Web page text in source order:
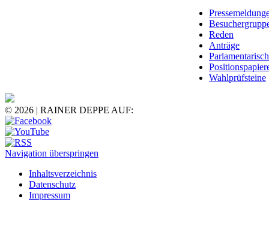
Reden
Anträge
Wahlprüfsteine
© 2026 | RAINER DEPPE AUF:
Navigation überspringen
Inhaltsverzeichnis
Datenschutz
Impressum